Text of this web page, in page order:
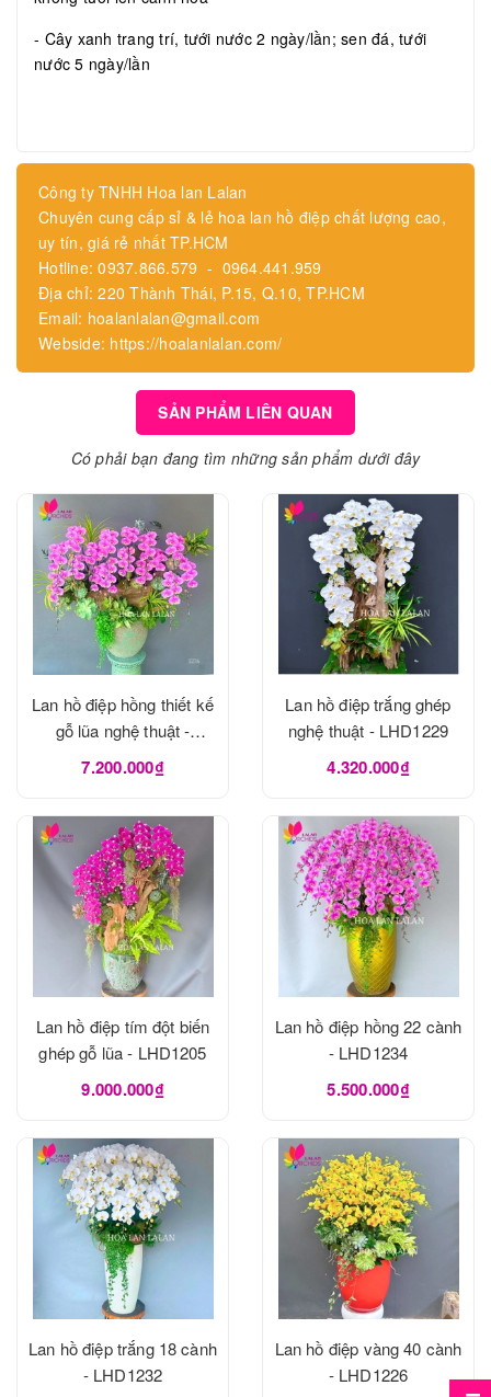
- Cây xanh trang trí, tưới nước 2 ngày/lần; sen đá, tưới
nước 5 ngày/lần
Công ty TNHH Hoa lan Lalan
Chuyên cung cấp sỉ & lẻ hoa lan hồ điệp chất lượng cao,
uy tín, giá rẻ nhất TP.HCM
Hotline: 0937.866.579 - 0964.441.959
Địa chỉ: 220 Thành Thái, P.15, Q.10, TP.HCM
Email: hoalanlalan@gmail.com
Webside: https://hoalanlalan.com/
SẢN PHẨM LIÊN QUAN
Có phải bạn đang tìm những sản phẩm dưới đây
Lan hồ điệp hồng thiết kế
gỗ lũa nghệ thuật -
LHD1273
7.200.000₫
Lan hồ điệp trắng ghép
nghệ thuật - LHD1229
4.320.000₫
Lan hồ điệp tím đột biến
ghép gỗ lũa - LHD1205
9.000.000₫
Lan hồ điệp hồng 22 cành
- LHD1234
5.500.000₫
Lan hồ điệp trắng 18 cành
- LHD1232
Lan hồ điệp vàng 40 cành
- LHD1226